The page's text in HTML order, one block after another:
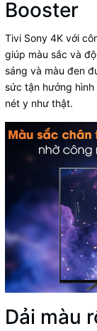
Booster
Tivi Sony 4K với
giúp màu sắc và
sáng và màu đen
sức tận hưởng
nét y như thật.
Dải màu